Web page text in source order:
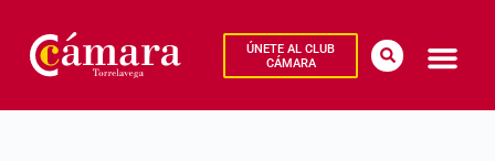
ÚNETE AL CLUB
CÁMARA